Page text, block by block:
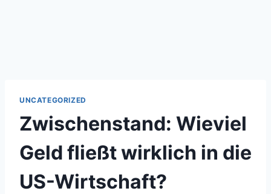
UNCATEGORIZED
Zwischenstand: Wieviel
Geld fließt wirklich in die
US-Wirtschaft?